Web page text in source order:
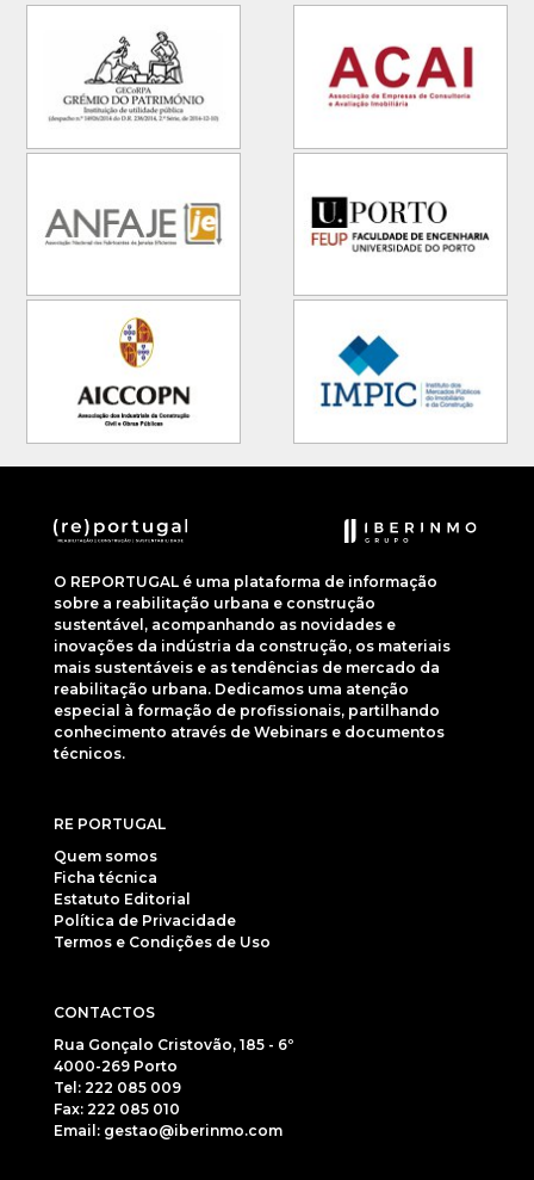
O REPORTUGAL é uma plataforma de informação
sobre a reabilitação urbana e construção
sustentável, acompanhando as novidades e
inovações da indústria da construção, os materiais
mais sustentáveis e as tendências de mercado da
reabilitação urbana. Dedicamos uma atenção
especial à formação de profissionais, partilhando
conhecimento através de Webinars e documentos
técnicos.
RE PORTUGAL
Quem somos
Ficha técnica
Estatuto Editorial
Política de Privacidade
Termos e Condições de Uso
CONTACTOS
Rua Gonçalo Cristovão, 185 - 6º
4000-269 Porto
Tel: 222 085 009
Fax: 222 085 010
Email: gestao@iberinmo.com